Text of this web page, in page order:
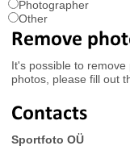
Photographer
Other
Remove
It's possible to
photos, please fill out
Contacts
Sportfoto OÜ